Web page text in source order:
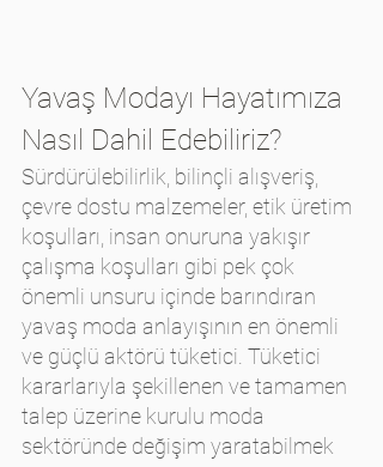
Yavaş Modayı Hayatımıza
Nasıl Dahil Edebiliriz?
Sürdürülebilirlik, bilinçli alışveriş,
çevre dostu malzemeler, etik üretim
koşulları, insan onuruna yakışır
çalışma koşulları gibi pek çok
önemli unsuru içinde barındıran
yavaş moda anlayışının en önemli
ve güçlü aktörü tüketici. Tüketici
kararlarıyla şekillenen ve tamamen
talep üzerine kurulu moda
sektöründe değişim yaratabilmek